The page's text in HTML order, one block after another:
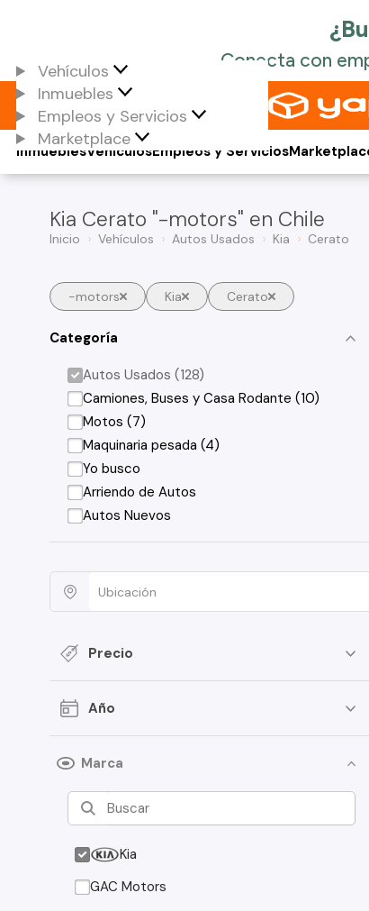
Vehículos
Inmuebles
Empleos y Servicios
Marketplace
Vehículos
Inmuebles Empleos y Servicios
Kia Cerato "-motors" en Chile
Inicio Vehículos Autos Usados Kia Cerato
-motors Kia Cerato
Categoría
Autos Usados (128)
Camiones, Buses y Casa Rodante (10)
Motos (7)
Maquinaria pesada (4)
Yo busco
Arriendo de Autos
Autos Nuevos
Precio
Año
Marca
Kia
GAC Motors